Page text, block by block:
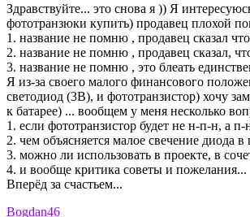
Здравствуйте... это снова я )) Я
фототранзюки купить) продавец плохой
1. название не помню , продавец сказал
2. название не помню , продавец сказал,
3. название не помню , это блеать
Я из-за своего малого финансового
светодиод (3В), и фототранзистор) хочу
к батарее) ... вообщем у меня несколько
1. если фототранзистор будет не н-п-н, а
2. чем объясняется малое свечение диода в
3. можно ли использовать в проекте, в
4. и вообще критика советы и пожелания...
Вперёд за счастьем...
Bogdan46